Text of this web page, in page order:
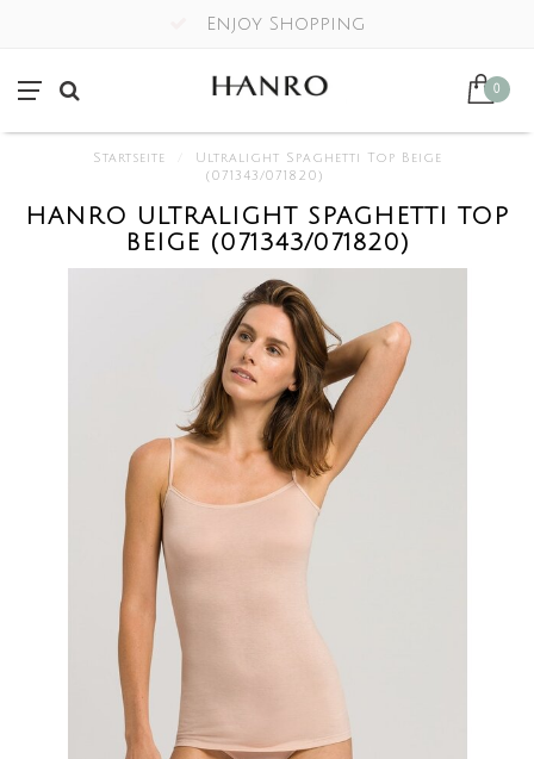
Enjoy Shopping
0
Startseite
Ultralight Spaghetti Top Beige
(071343/071820)
HANRO ULTRALIGHT SPAGHETTI TOP
BEIGE (071343/071820)